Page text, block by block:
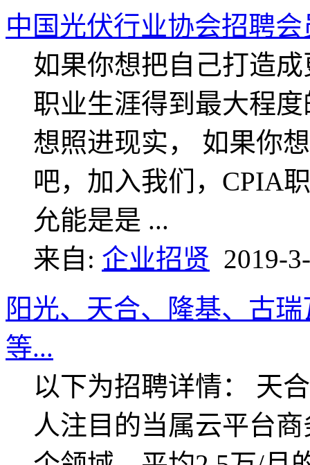
中国光伏行业协会招聘
如果你想把自己打造
职业生涯得到最大程
想照进现实， 如果你
吧，加入我们，CPIA
允能是是 ...
来自: 企业招贤 2019-
阳光、天合、隆基、古
等...
以下为招聘详情： 天
人注目的当属云平台